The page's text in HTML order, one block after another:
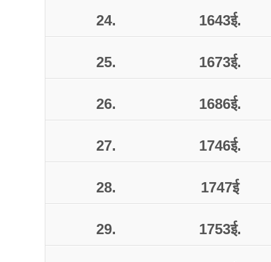
24. 1643ई.
25. 1673ई.
26. 1686ई.
27. 1746ई.
28. 1747ई
29. 1753ई.